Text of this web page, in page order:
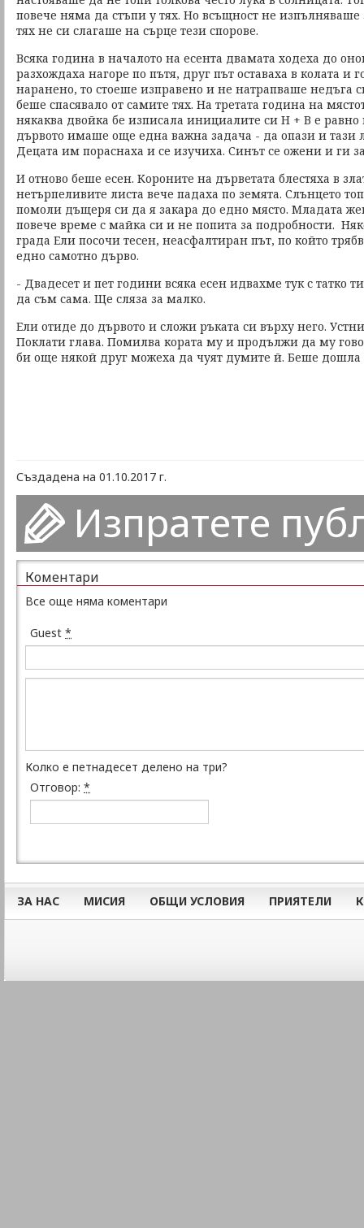
повече няма да стъпи у тях. Но всъщност не
тях не си слагаше на сърце тези спорове.
Всяка година в началото на есента двамата ходеха до
разхождаха нагоре по пътя, друг път оставаха в колата и
наранено, то стоеше изправено и не натрапваше недъга
беше спасявало от самите тях. На третата година на
някаква двойка бе изписала инициалите си Н + В е равно
дървото имаше още една важна задача - да опази и тази
Децата им пораснаха и се изучиха. Синът се ожени и ги
И отново беше есен. Короните на дърветата блестяха в
нетърпеливите листа вече падаха по земята. Слънцето
помоли дъщеря си да я закара до едно място. Младата
повече време с майка си и не попита за подробности.
града Ели посочи тесен, неасфалтиран път, по който
едно самотно дърво.
- Двадесет и пет години всяка есен идвахме тук с татко
да съм сама. Ще сляза за малко.
Ели отиде до дървото и сложи ръката си върху него.
Поклати глава. Помилва кората му и продължи да му
би още някой друг можеха да чуят думите й. Беше дошла
Създадена на 01.10.2017 г.
Изпратете
Коментари
Все още няма коментари
Guest *
Колко е петнадесет делено на три?
Отговор: *
ЗА НАС МИСИЯ ОБЩИ УСЛОВИЯ ПРИЯТЕЛИ